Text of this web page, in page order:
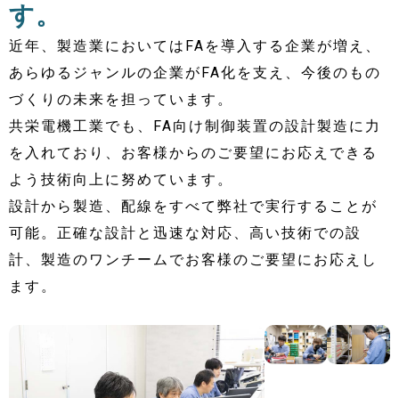
す。
近年、製造業においてはFAを導入する企業が増え、
あらゆるジャンルの企業がFA化を支え、今後のもの
づくりの未来を担っています。
共栄電機工業でも、FA向け制御装置の設計製造に力
を入れており、お客様からのご要望にお応えできる
よう技術向上に努めています。
設計から製造、配線をすべて弊社で実行することが
可能。正確な設計と迅速な対応、高い技術での設
計、製造のワンチームでお客様のご要望にお応えし
ます。